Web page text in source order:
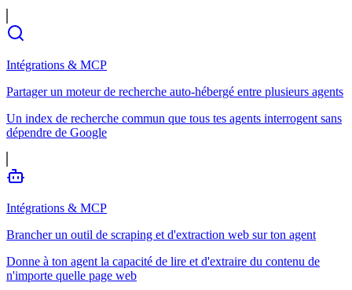
Intégrations & MCP
Partager un moteur de recherche auto-hébergé entre plusieurs agents
Un index de recherche commun que tous tes agents interrogent sans
dépendre de Google
Intégrations & MCP
Brancher un outil de scraping et d'extraction web sur ton agent
Donne à ton agent la capacité de lire et d'extraire du contenu de
n'importe quelle page web